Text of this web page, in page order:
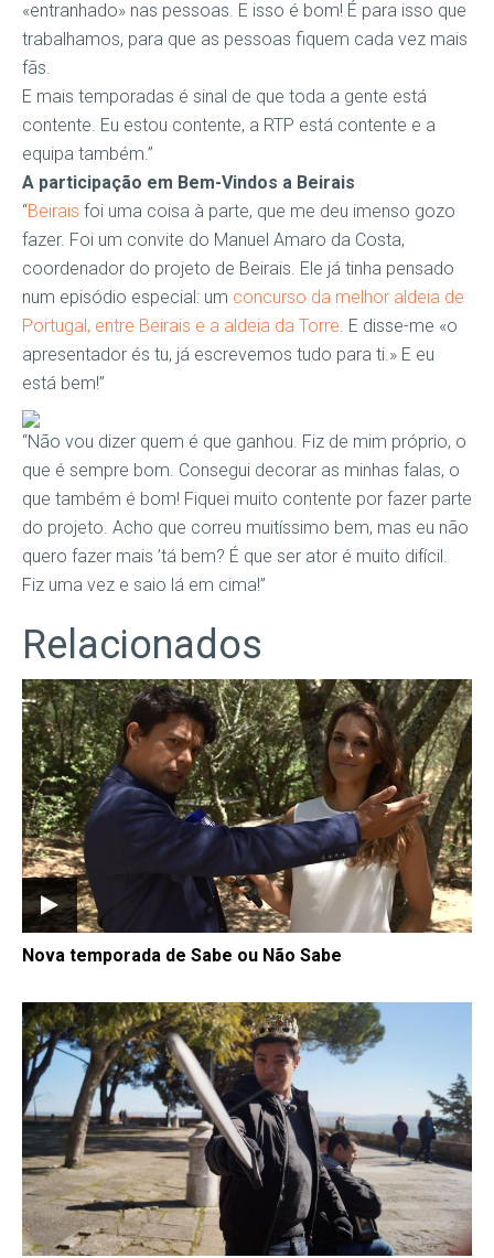
«entranhado» nas pessoas. E isso é bom! É para isso que
trabalhamos, para que as pessoas fiquem cada vez mais
fãs.
E mais temporadas é sinal de que toda a gente está
contente. Eu estou contente, a RTP está contente e a
equipa também.”
A participação em Bem-Vindos a Beirais
“Beirais foi uma coisa à parte, que me deu imenso gozo
fazer. Foi um convite do Manuel Amaro da Costa,
coordenador do projeto de Beirais. Ele já tinha pensado
num episódio especial: um concurso da melhor aldeia de
Portugal, entre Beirais e a aldeia da Torre. E disse-me «o
apresentador és tu, já escrevemos tudo para ti.» E eu
está bem!”
“Não vou dizer quem é que ganhou. Fiz de mim próprio, o
que é sempre bom. Consegui decorar as minhas falas, o
que também é bom! Fiquei muito contente por fazer parte
do projeto. Acho que correu muitíssimo bem, mas eu não
quero fazer mais ’tá bem? É que ser ator é muito difícil.
Fiz uma vez e saio lá em cima!”
Relacionados
Nova temporada de Sabe ou Não Sabe